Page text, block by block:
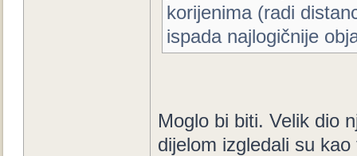
korijenima (radi
ispada najlogičnije
Moglo bi biti. Velik dio
dijelom izgledali su